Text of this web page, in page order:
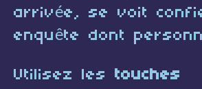
arrivée, se voit
enquête dont
Utilisez les touches